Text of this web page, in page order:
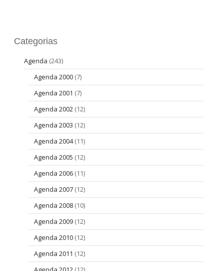
Categorias
Agenda (243)
Agenda 2000 (7)
Agenda 2001 (7)
Agenda 2002 (12)
Agenda 2003 (12)
Agenda 2004(11)
Agenda 2005 (12)
Agenda 2006 (11)
Agenda 2007 (12)
Agenda 2008 (10)
Agenda 2009 (12)
Agenda 2010 (12)
Agenda 2011 (12)